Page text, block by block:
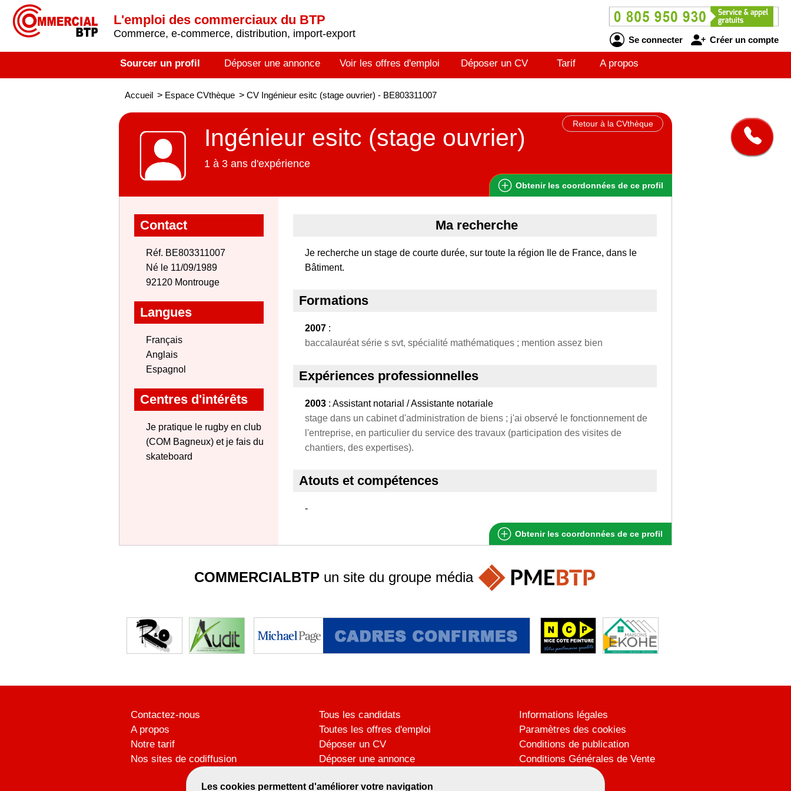
L'emploi des commerciaux du BTP
Commerce, e-commerce, distribution, import-export
Se connecter Créer un compte
Sourcer un profil Déposer une annonce Voir les offres d'emploi Déposer un CV Tarif A propos
Accueil > Espace CVthèque > CV Ingénieur esitc (stage ouvrier) - BE803311007
Retour à la CVthèque
Ingénieur esitc (stage ouvrier)
1 à 3 ans d'expérience
Obtenir les coordonnées de ce profil
Contact
Réf. BE803311007
Né le 11/09/1989
92120 Montrouge
Langues
Français
Anglais
Espagnol
Centres d'intérêts
Je pratique le rugby en club
(COM Bagneux) et je fais du
skateboard
Ma recherche
Je recherche un stage de courte durée, sur toute la région Ile de France, dans le
Bâtiment.
Formations
2007 :
baccalauréat série s svt, spécialité mathématiques ; mention assez bien
Expériences professionnelles
2003 : Assistant notarial / Assistante notariale
stage dans un cabinet d'administration de biens ; j'ai observé le fonctionnement de
l'entreprise, en particulier du service des travaux (participation des visites de
chantiers, des expertises).
Atouts et compétences
-
Obtenir les coordonnées de ce profil
Les cookies permettent d'améliorer votre navigation
COMMERCIALBTP un site du groupe média
Contactez-nous
A propos
Notre tarif
Nos sites de codiffusion
Tous les candidats
Toutes les offres d'emploi
Déposer un CV
Déposer une annonce
Informations légales
Paramètres des cookies
Conditions de publication
Conditions Générales de Vente